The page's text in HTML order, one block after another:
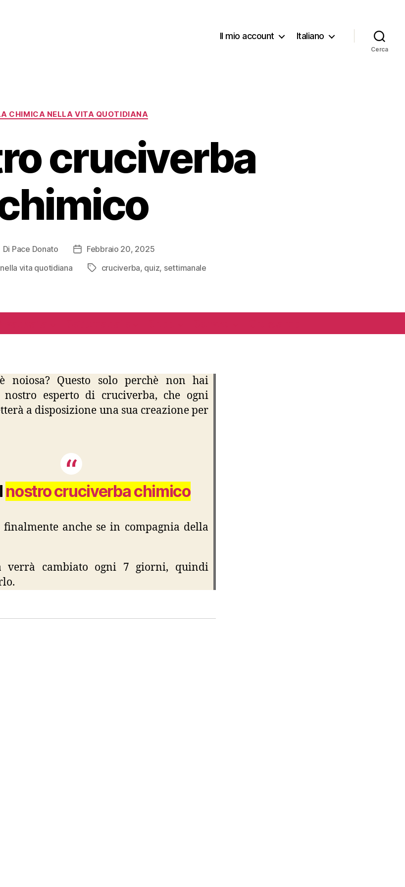
Il mio account Italiano
Cerca
Categorie
CHIMICA NELLA VITA QUOTIDIANA
cruciverba
Di Pace Donato
Data
dell'articolo
Febbraio 20, 2025
vita quotidiana Tagcruciverba, quiz, settimanale
noiosa? Questo solo perchè non hai
esperto di cruciverba, che ogni
a disposizione una sua creazione per
nostro cruciverba chimico
anche se in compagnia della
verrà cambiato ogni 7 giorni, quindi